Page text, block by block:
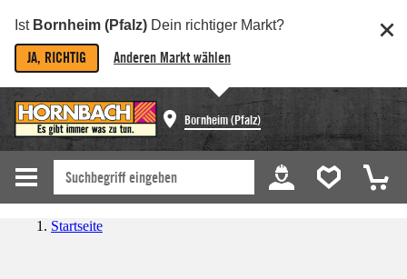
Ist Bornheim (Pfalz) Dein richtiger Markt?
JA, RICHTIG Anderen Markt wählen
Bornheim (Pfalz)
Startseite